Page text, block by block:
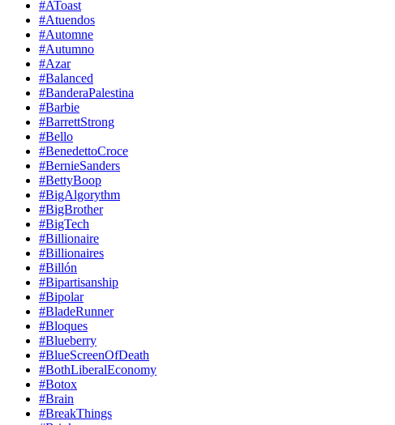
#AToast
#Atuendos
#Automne
#Autumno
#Azar
#Balanced
#BanderaPalestina
#Barbie
#BarrettStrong
#Bello
#BenedettoCroce
#BernieSanders
#BettyBoop
#BigAlgorythm
#BigBrother
#BigTech
#Billionaire
#Billionaires
#Billón
#Bipartisanship
#Bipolar
#BladeRunner
#Bloques
#Blueberry
#BlueScreenOfDeath
#BothLiberalEconomy
#Botox
#Brain
#BreakThings